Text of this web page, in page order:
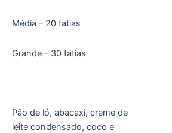
Média – 20 fatias
Grande – 30 fatias
Pão de ló, abacaxi, creme de
leite condensado, coco e